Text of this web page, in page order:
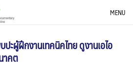
MENU
ะผู้ฝึกงานเทคนิคไทย ดูงานเอไอ
าคต